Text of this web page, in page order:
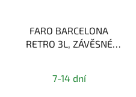
FARO BARCELONA
RETRO 3L, ZÁVĚSNÉ
7-14 dní